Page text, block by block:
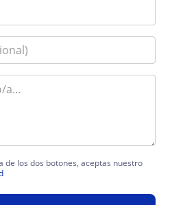
de los dos botones, aceptas nuestro